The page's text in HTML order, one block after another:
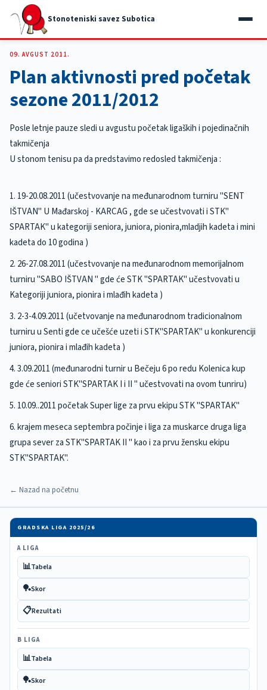
Stonoteniski savez Subotica
09. AVGUST 2011.
Plan aktivnosti pred početak
sezone 2011/2012
Posle letnje pauze sledi u avgustu početak ligaških i pojedinačnih
takmičenja
U stonom tenisu pa da predstavimo redosled takmičenja :
1. 19-20.08.2011 (učestvovanje na međunarodnom turniru "SENT
IŠTVAN" U Mađarskoj - KARCAG , gde se učestvovati i STK"
SPARTAK" u kategoriji seniora, juniora, pionira,mladjih kadeta i mini
kadeta do 10 godina )
2. 26-27.08.2011 (učestvovanje na međunarodnom memorijalnom
turniru "SABO IŠTVAN " gde će STK "SPARTAK" učestvovati u
Kategoriji juniora, pionira i mlađih kadeta )
3. 2-3-4.09.2011 (učetvovanje na međunarodnom tradicionalnom
turniru u Senti gde ce učešće uzeti i STK"SPARTAK" u konkurenciji
juniora, pionira i mlađih kadeta )
4. 3.09.2011 (međunarodni turnir u Bečeju 6 po redu Kolenica kup
gde će seniori STK"SPARTAK I i II " učestvovati na ovom tunriru)
5. 10.09..2011 početak Super lige za prvu ekipu STK "SPARTAK"
6. krajem meseca septembra počinje i liga za muskarce druga liga
grupa sever za STK"SPARTAK II " kao i za prvu žensku ekipu
STK"SPARTAK".
← Nazad na početnu
GRADSKA LIGA 2025/26
A LIGA
📊Tabela
🏓Skor
📋Rezultati
B LIGA
📊Tabela
🏓Skor